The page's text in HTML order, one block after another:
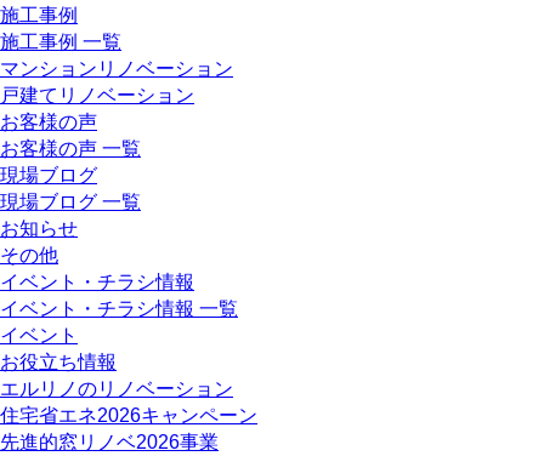
施工事例
施工事例 一覧
マンションリノベーション
戸建てリノベーション
お客様の声
お客様の声 一覧
現場ブログ
現場ブログ 一覧
お知らせ
その他
イベント・チラシ情報
イベント・チラシ情報 一覧
イベント
お役立ち情報
エルリノのリノベーション
住宅省エネ2026キャンペーン
先進的窓リノベ2026事業